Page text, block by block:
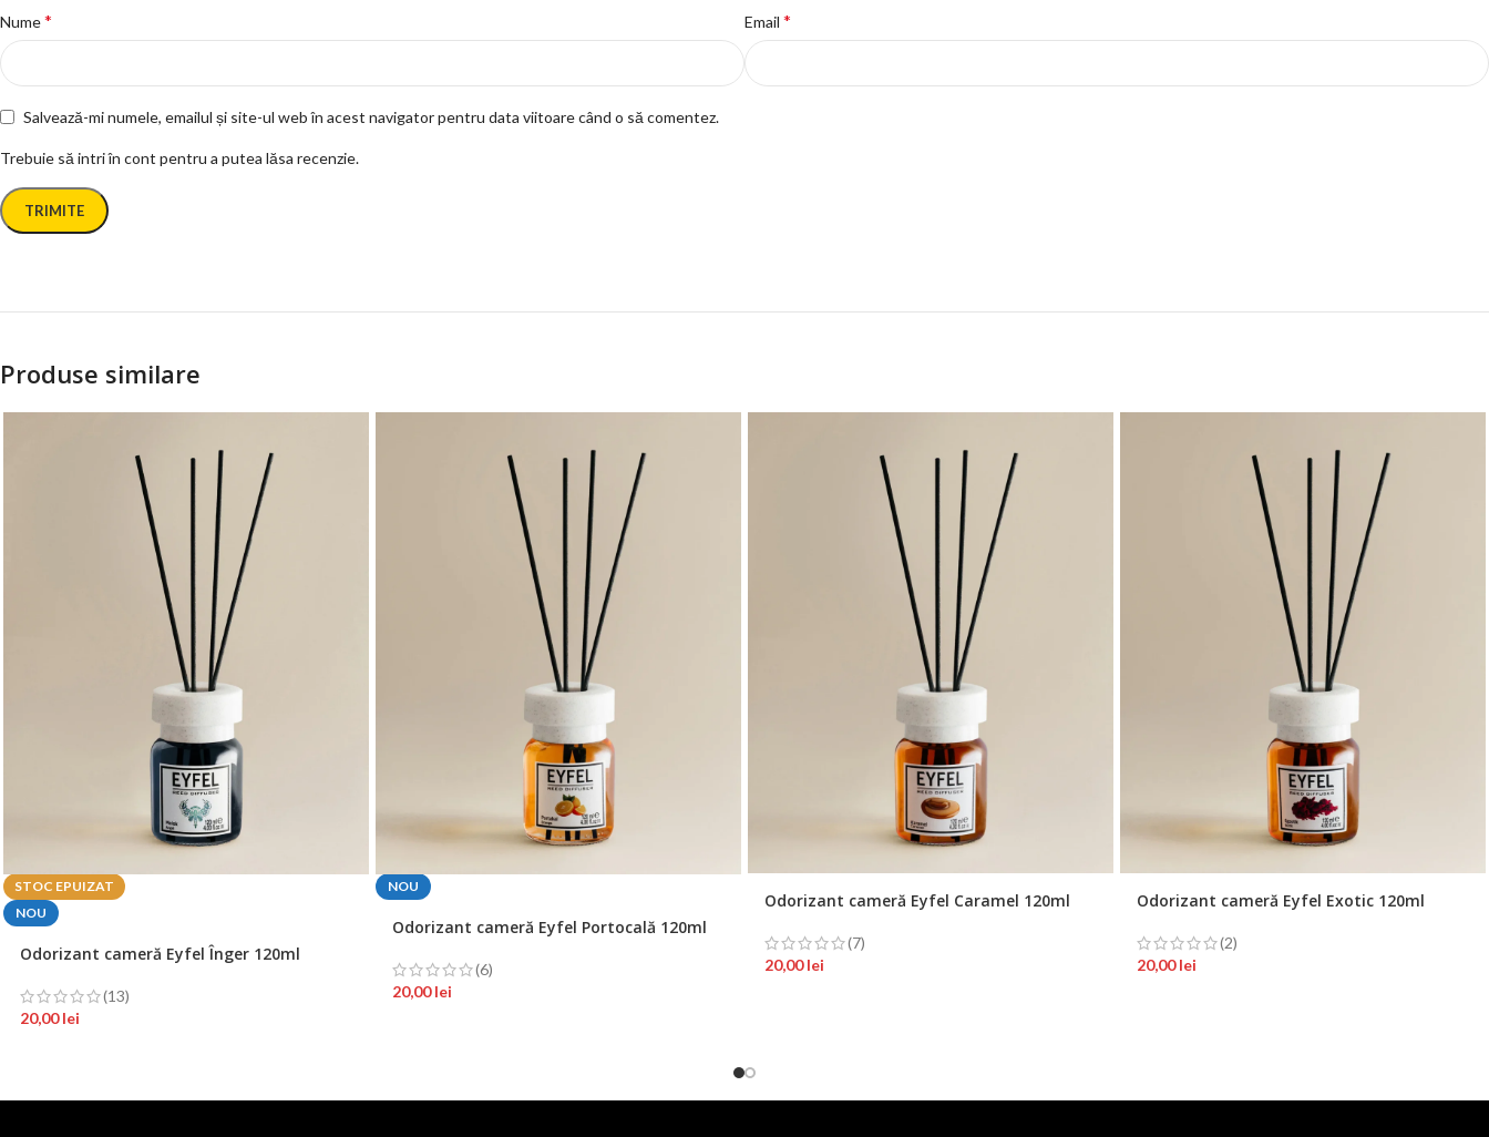
Nume* Email *
Salvează-mi numele, emailul și site-ul web în acest navigator pentru data viitoare când o să comentez.
Trebuie să intri în cont pentru a putea lăsa recenzie.
Produse similare
STOC EPUIZAT
NOU
Odorizant cameră Eyfel Înger 120ml
(13)
20,00lei
NOU
Odorizant cameră Eyfel Portocală 120ml
(6)
20,00lei
Odorizant cameră Eyfel Caramel 120ml
(7)
20,00lei
Odorizant cameră Eyfel Exotic 120ml
(2)
20,00lei